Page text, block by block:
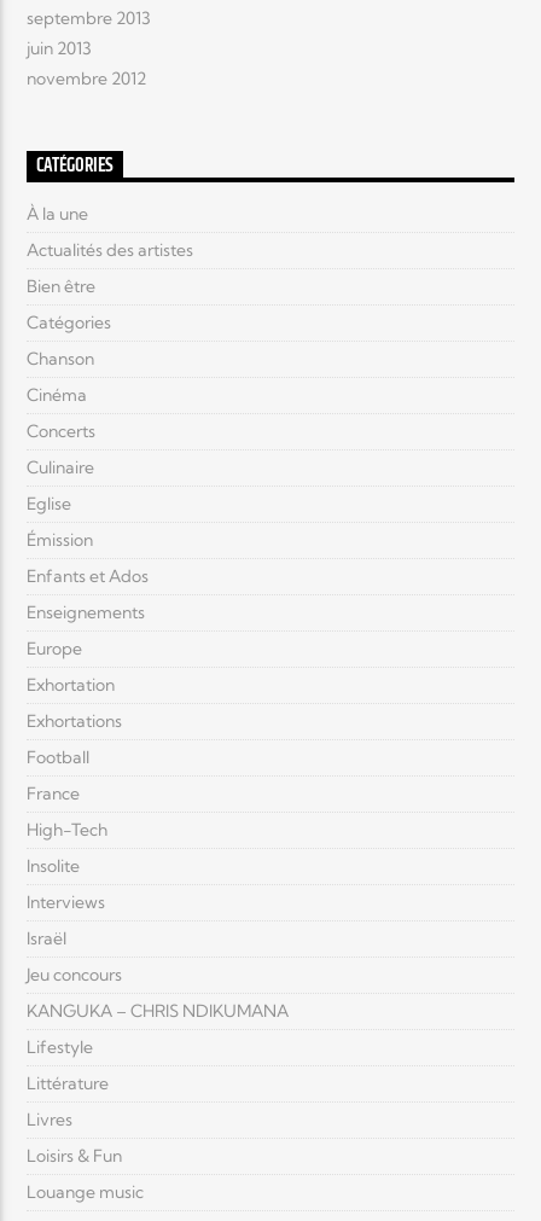
septembre 2013
juin 2013
novembre 2012
CATÉGORIES
À la une
Actualités des artistes
Bien être
Catégories
Chanson
Cinéma
Concerts
Culinaire
Eglise
Émission
Enfants et Ados
Enseignements
Europe
Exhortation
Exhortations
Football
France
High-Tech
Insolite
Interviews
Israël
Jeu concours
KANGUKA – CHRIS NDIKUMANA
Lifestyle
Littérature
Livres
Loisirs & Fun
Louange music